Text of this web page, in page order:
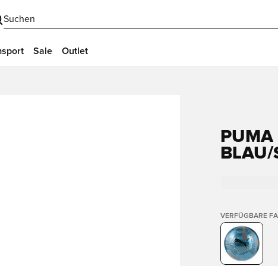
Suchen
Sale Outlet
PUMA
LAU/
VERFÜGBARE